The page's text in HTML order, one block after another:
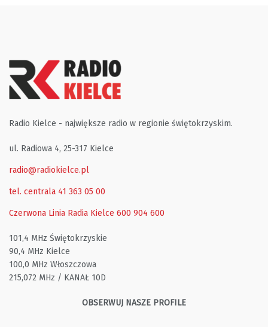
Radio Kielce - największe radio w regionie świętokrzyskim.
ul. Radiowa 4, 25-317 Kielce
radio@radiokielce.pl
tel. centrala 41 363 05 00
Czerwona Linia Radia Kielce 600 904 600
101,4 MHz Świętokrzyskie
90,4 MHz Kielce
100,0 MHz Włoszczowa
215,072 MHz / KANAŁ 10D
OBSERWUJ NASZE PROFILE